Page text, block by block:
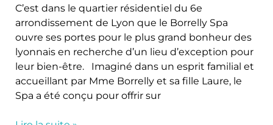
C’est dans le quartier résidentiel du 6e
arrondissement de Lyon que le Borrelly Spa
ouvre ses portes pour le plus grand bonheur des
lyonnais en recherche d’un lieu d’exception pour
leur bien-être. Imaginé dans un esprit familial et
accueillant par Mme Borrelly et sa fille Laure, le
Spa a été conçu pour offrir sur